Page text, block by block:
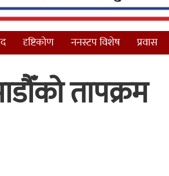
दृष्टिकोण ननस्टप विशेष प्रवास
तापक्रम